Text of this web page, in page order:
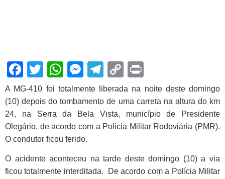
Facebook
Twitter
WhatsApp
Messenger
Telegram
Copy
Link
A MG-410 foi totalmente liberada na noite deste domingo
(10) depois do tombamento de uma carreta na altura do km
24, na Serra da Bela Vista, município de Presidente
Olegário, de acordo com a Polícia Militar Rodoviária (PMR).
O condutor ficou ferido.
O acidente aconteceu na tarde deste domingo (10) a via
ficou totalmente interditada. De acordo com a Polícia Militar